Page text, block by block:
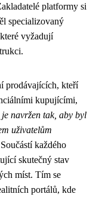
platformy si
specializovaný
vyžadují
prodávajících, kteří
kupujícími,
je navržen tak, aby byl
uživatelům
každého
skutečný stav
míst. Tím se
portálů, kde